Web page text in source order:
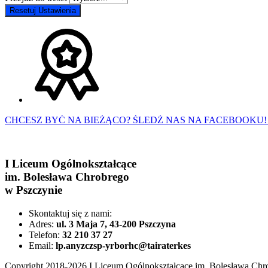
Resetuj Ustawienia
CHCESZ BYĆ NA BIEŻĄCO? ŚLEDŹ NAS NA FACEBOOKU!
I Liceum Ogólnokształcące
im. Bolesława Chrobrego
w Pszczynie
Skontaktuj się z nami:
Adres: ul. 3 Maja 7, 43-200 Pszczyna
Telefon: 32 210 37 27
Email: lp.anyzczsp-yrborhc@tairaterkes
Copyright 2018-2026 I Liceum Ogólnokształcące im. Bolesława